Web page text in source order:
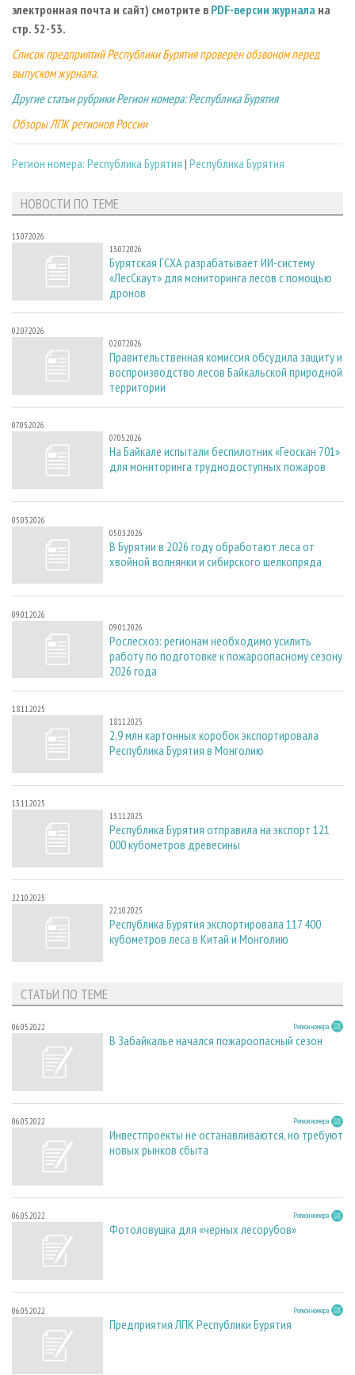
электронная почта и сайт) смотрите в PDF-версии журнала на
стр. 52-53.
Список предприятий Республики Бурятия проверен обзвоном перед
выпуском журнала.
Другие статьи рубрики Регион номера: Республика Бурятия
Обзоры ЛПК регионов России
Регион номера: Республика Бурятия | Республика Бурятия
НОВОСТИ ПО ТЕМЕ
13.07.2026
13.07.2026
Бурятская ГСХА разрабатывает ИИ-систему
«ЛесСкаут» для мониторинга лесов с помощью
дронов
02.07.2026
02.07.2026
Правительственная комиссия обсудила защиту и
воспроизводство лесов Байкальской природной
территории
07.05.2026
07.05.2026
На Байкале испытали беспилотник «Геоскан 701»
для мониторинга труднодоступных пожаров
05.03.2026
05.03.2026
В Бурятии в 2026 году обработают леса от
хвойной волнянки и сибирского шелкопряда
09.01.2026
09.01.2026
Рослесхоз: регионам необходимо усилить
работу по подготовке к пожароопасному сезону
2026 года
18.11.2025
18.11.2025
2,9 млн картонных коробок экспортировала
Республика Бурятия в Монголию
13.11.2025
13.11.2025
Республика Бурятия отправила на экспорт 121
000 кубометров древесины
22.10.2025
22.10.2025
Республика Бурятия экспортировала 117 400
кубометров леса в Китай и Монголию
СТАТЬИ ПО ТЕМЕ
06.05.2022 Регион номера
В Забайкалье начался пожароопасный сезон
06.05.2022 Регион номера
Инвестпроекты не останавливаются, но требуют
новых рынков сбыта
06.05.2022 Регион номера
Фотоловушка для «черных лесорубов»
06.05.2022 Регион номера
Предприятия ЛПК Республики Бурятия